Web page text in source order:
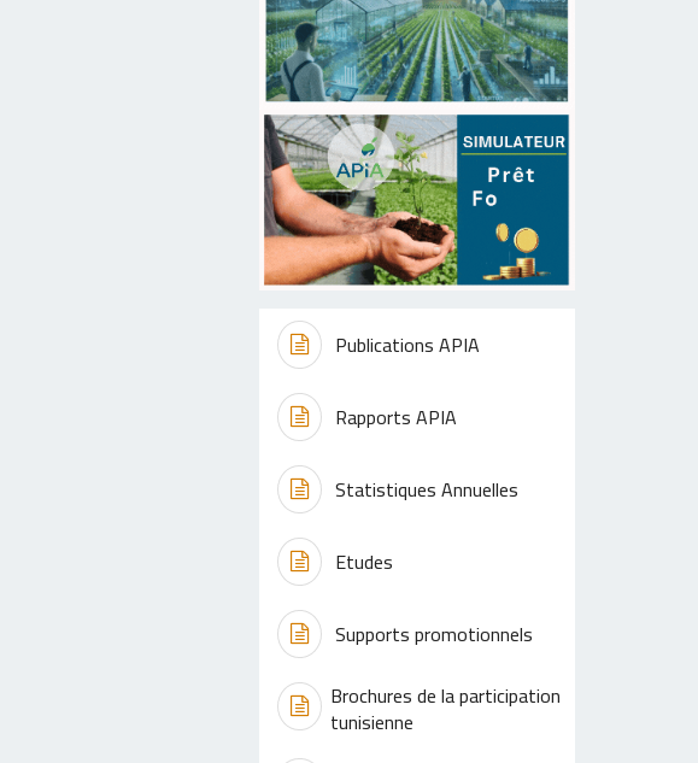
Publications APIA
Rapports APIA
Statistiques Annuelles
Etudes
Supports promotionnels
Brochures de la participation
tunisienne